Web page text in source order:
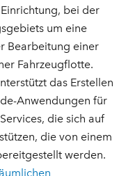
bei der
um eine
Bearbeitung einer
Fahrzeugflotte.
das Erstellen
Anwendungen für
die sich auf
die von einem
werden.